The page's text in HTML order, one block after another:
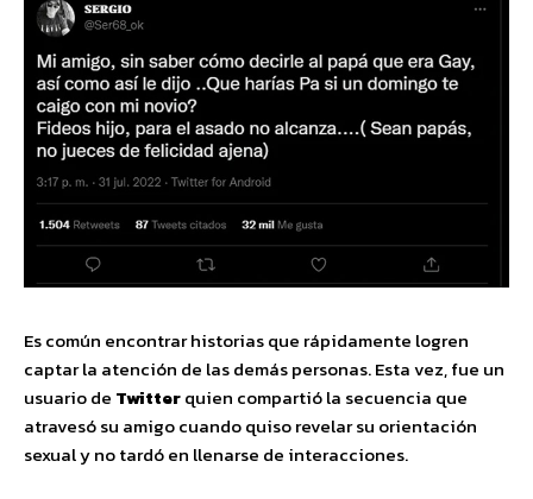
Es común encontrar historias que rápidamente logren
captar la atención de las demás personas. Esta vez, fue un
usuario de Twitterquien compartió la secuencia que
atravesó su amigo cuando quiso revelar su orientación
sexual y no tardó en llenarse de interacciones.